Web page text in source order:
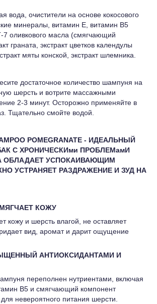
вода, очистители на основе кокосового
минералы, витамин Е, витамин В5
оливкового масла (смягчающий
граната, экстракт цветков календулы
мяты конской, экстракт шлемника.
достаточное количество шампуня на
шерсть и вотрите массажными
2-3 минут. Осторожно применяйте в
Тщательно смойте водой.
POMEGRANATE - ИДЕАЛЬНЫЙ
С ХРОНИЧЕСКИми ПРОБЛЕМамИ
ОБЛАДАЕТ УСПОКАИВАЮЩИМ
УСТРАНЯЕТ РАЗДРАЖЕНИЕ И ЗУД НА
КОЖУ
кожу и шерсть влагой, не оставляет
вид, аромат и дарит ощущение
АНТИОКСИДАНТАМИ И
переполнен нутриентами, включая
В5 и смягчающий компонент
невероятного питания шерсти.